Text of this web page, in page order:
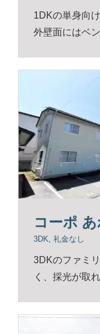
1DKの単身向
外壁面にはベ
コーポ
3DK, 礼金なし
3DKのファミ
く、採光が取